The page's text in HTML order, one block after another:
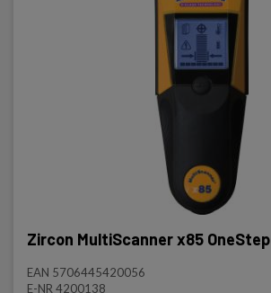
Zircon MultiScanner x85 OneStep
EAN 5706445420056
E-NR 4200138